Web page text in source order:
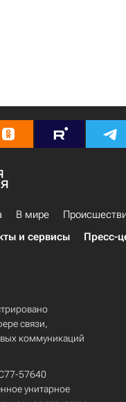
В мире
и сервисы Пресс-
связи,
коммуникаций
57640
унитарное